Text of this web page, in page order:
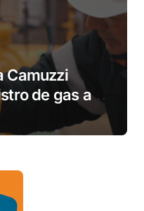
Camuzzi
de gas a